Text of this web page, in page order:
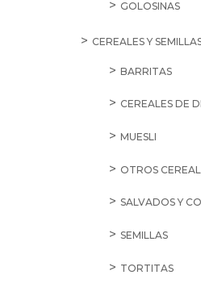
GOLOSINAS
CEREALES Y
BARRITAS
CEREALES DE
MUESLI
OTROS
SALVADOS Y
SEMILLAS
TORTITAS